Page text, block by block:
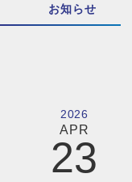
お知らせ
2026
APR
23